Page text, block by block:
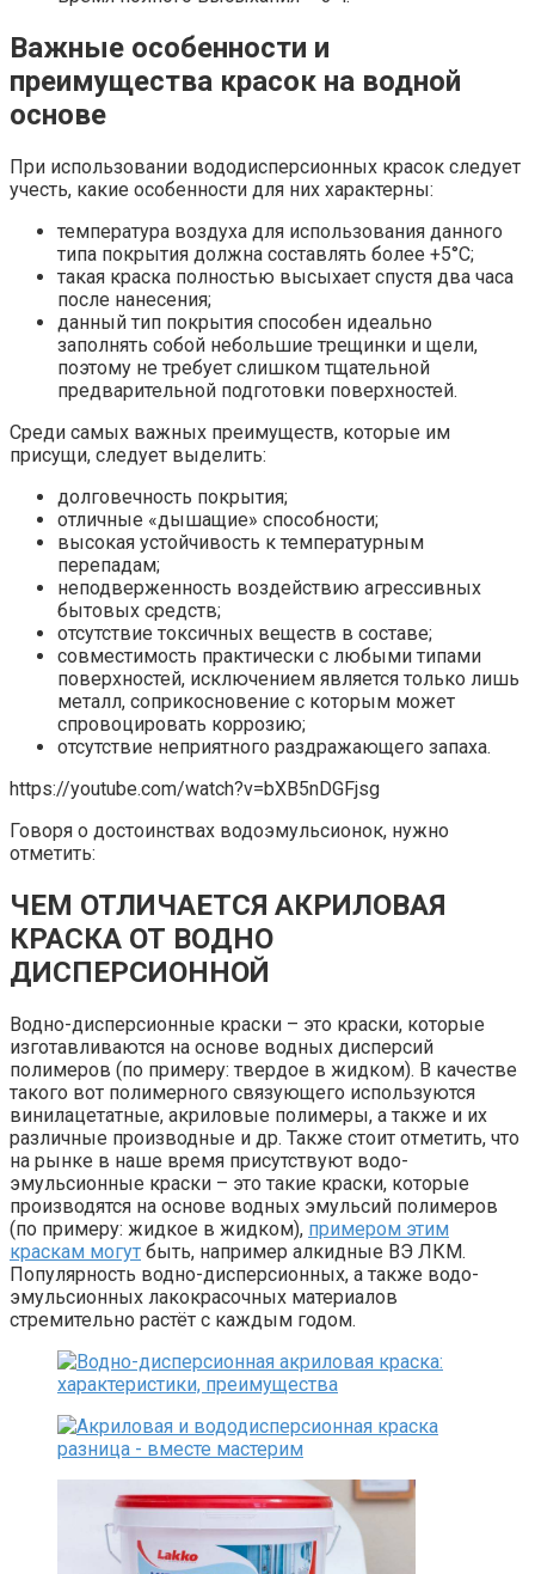
Важные особенности и
преимущества красок на водной
основе
При использовании вододисперсионных красок следует
учесть, какие особенности для них характерны:
температура воздуха для использования данного
типа покрытия должна составлять более +5°С;
такая краска полностью высыхает спустя два часа
после нанесения;
данный тип покрытия способен идеально
заполнять собой небольшие трещинки и щели,
поэтому не требует слишком тщательной
предварительной подготовки поверхностей.
Среди самых важных преимуществ, которые им
присущи, следует выделить:
долговечность покрытия;
отличные «дышащие» способности;
высокая устойчивость к температурным
перепадам;
неподверженность воздействию агрессивных
бытовых средств;
отсутствие токсичных веществ в составе;
совместимость практически с любыми типами
поверхностей, исключением является только лишь
металл, соприкосновение с которым может
спровоцировать коррозию;
отсутствие неприятного раздражающего запаха.
https://youtube.com/watch?v=bXB5nDGFjsg
Говоря о достоинствах водоэмульсионок, нужно
отметить:
ЧЕМ ОТЛИЧАЕТСЯ АКРИЛОВАЯ
КРАСКА ОТ ВОДНО
ДИСПЕРСИОННОЙ
Водно-дисперсионные краски – это краски, которые
изготавливаются на основе водных дисперсий
полимеров (по примеру: твердое в жидком). В качестве
такого вот полимерного связующего используются
винилацетатные, акриловые полимеры, а также и их
различные производные и др. Также стоит отметить, что
на рынке в наше время присутствуют водо-
эмульсионные краски – это такие краски, которые
производятся на основе водных эмульсий полимеров
(по примеру: жидкое в жидком), примером этим
краскам могут быть, например алкидные ВЭ ЛКМ.
Популярность водно-дисперсионных, а также водо-
эмульсионных лакокрасочных материалов
стремительно растёт с каждым годом.